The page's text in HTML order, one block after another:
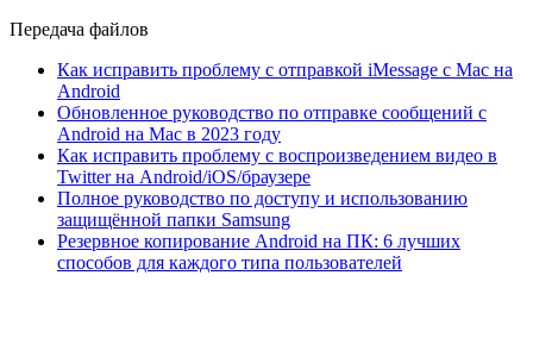
Передача файлов
Как исправить проблему с отправкой iMessage с Mac на
Android
Обновленное руководство по отправке сообщений с
Android на Mac в 2023 году
Как исправить проблему с воспроизведением видео в
Twitter на Android/iOS/браузере
Полное руководство по доступу и использованию
защищённой папки Samsung
Резервное копирование Android на ПК: 6 лучших
способов для каждого типа пользователей